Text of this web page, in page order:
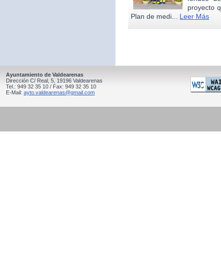
proyecto
Plan de medi... Leer Más
Ayuntamiento de Valdearenas
Dirección C/ Real, 5, 19196 Valdearenas
Tel.: 949 32 35 10 / Fax: 949 32 35 10
E-Mail: ayto.valdearenas@gmail.com